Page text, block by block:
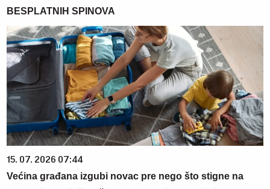
BESPLATNIH SPINOVA
15. 07. 2026 07:44
Većina građana izgubi novac pre nego što stigne na